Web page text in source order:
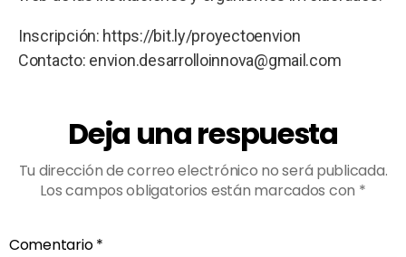
Inscripción: https://bit.ly/proyectoenvion
Contacto: envion.desarrolloinnova@gmail.com
Deja una respuesta
Tu dirección de correo electrónico no será publicada.
Los campos obligatorios están marcados con *
Comentario*